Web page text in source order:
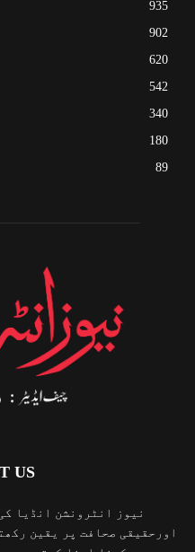
935
902
620
542
340
180
89
US
نیوز انٹرونشن انڈیا
اورحقیقی صحافت پر یقین